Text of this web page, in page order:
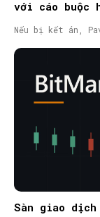
với cáo buộc
nã quốc tế
Nếu bị kết án,
Sàn giao dịch